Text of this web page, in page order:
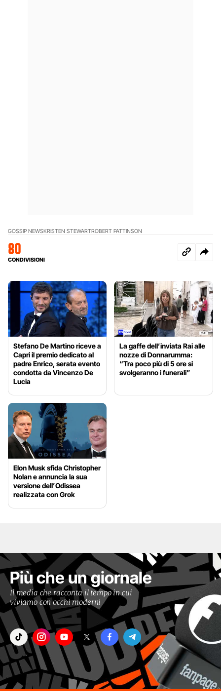
GOSSIP NEWSKRISTEN STEWARTROBERT PATTINSON
80
CONDIVISIONI
Stefano De Martino riceve a
Capri il premio dedicato al
padre Enrico, serata evento
condotta da Vincenzo De
Lucia
La gaffe dell’inviata Rai alle
nozze di Donnarumma:
“Tra poco più di 5 ore si
svolgeranno i funerali”
Elon Musk sfida Christopher
Nolan e annuncia la sua
versione dell’Odissea
realizzata con Grok
Più che un giornale
Il media che racconta il tempo in cui
viviamo con occhi moderni